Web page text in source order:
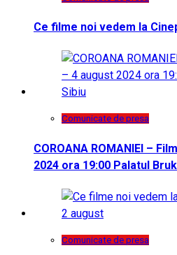
Ce filme noi vedem la
Comunicate de presa
COROANA ROMANIEI –
2024 ora 19:00 Palatul
Comunicate de presa